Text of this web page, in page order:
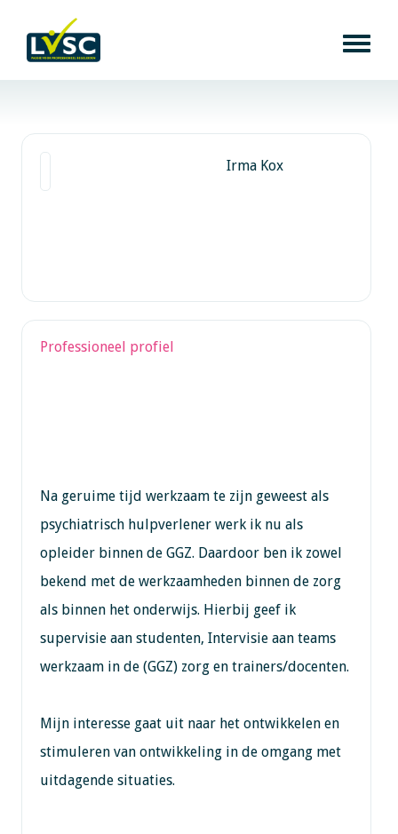
Irma Kox
Professioneel profiel
Na geruime tijd werkzaam te zijn geweest als
psychiatrisch hulpverlener werk ik nu als
opleider binnen de GGZ. Daardoor ben ik zowel
bekend met de werkzaamheden binnen de zorg
als binnen het onderwijs. Hierbij geef ik
supervisie aan studenten, Intervisie aan teams
werkzaam in de (GGZ) zorg en trainers/docenten.
Mijn interesse gaat uit naar het ontwikkelen en
stimuleren van ontwikkeling in de omgang met
uitdagende situaties.